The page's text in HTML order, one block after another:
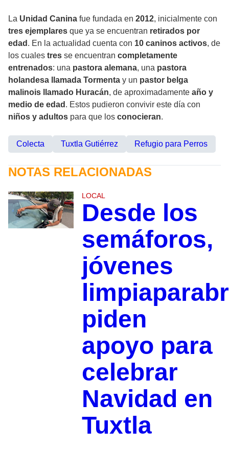
La Unidad Canina fue fundada en 2012, inicialmente con
tres ejemplares que ya se encuentran retirados por
edad . En la actualidad cuenta con 10 caninos activos, de
los cuales tres se encuentran completamente
entrenados: una pastora alemana, una pastora
holandesa llamada Tormenta y un pastor belga
malinois llamado Huracán, de aproximadamente año y
medio de edad . Estos pudieron convivir este día con
niños y adultos para que los conocieran.
Colecta Tuxtla Gutiérrez Refugio para Perros
NOTAS RELACIONADAS
LOCAL
Desde los
semáforos,
jóvenes
piden
apoyo para
celebrar
Navidad en
Tuxtla